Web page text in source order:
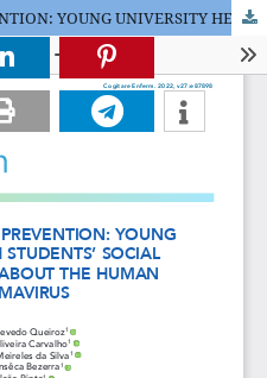
BETWEEN RISKS AND PREVENTION: YOUNG UNIVERSITY HEALTH STUDENTS' SOCIAL REPRESENTATIONS ABOUT THE HUMAN PAPILLOMAVIRUS